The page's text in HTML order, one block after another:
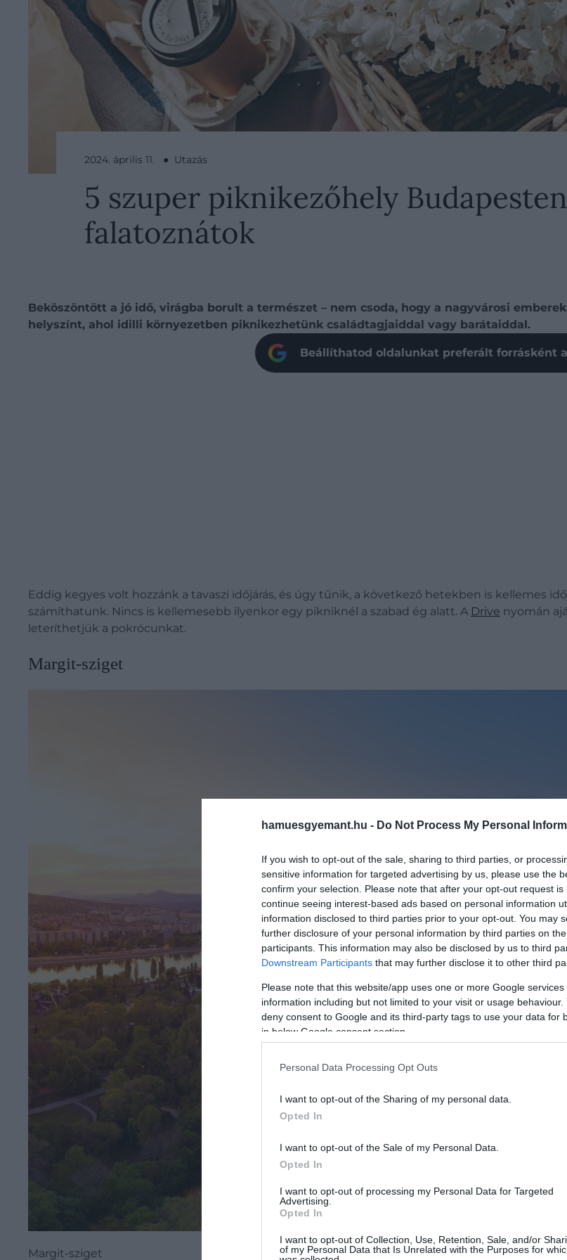
hamuesgyemant.hu - Do Not Process My Personal
If you wish to opt-out of the sale, sharing to third parties, or
sensitive information for targeted advertising by us, please use the
confirm your selection. Please note that after your opt-out request
continue seeing interest-based ads based on personal information
information disclosed to third parties prior to your opt-out. You may
further disclosure of your personal information by third parties on the
participants. This information may also be disclosed by us to third
Downstream Participants that may further disclose it to other third
Please note that this website/app uses one or more Google
information including but not limited to your visit or usage
deny consent to Google and its third-party tags to use your data for
in below Google consent section.
Personal Data Processing Opt Outs
I want to opt-out of the Sharing of my personal data.
Opted In
I want to opt-out of the Sale of my Personal Data.
Opted In
I want to opt-out of processing my Personal Data for Targeted
Advertising.
Opted In
I want to opt-out of Collection, Use, Retention, Sale, and/or
of my Personal Data that Is Unrelated with the Purposes for
2024. április 11. ● Utazás
5 szuper piknikezőhely
falatoznátok
Beköszöntött a jó idő, virágba borult a természet – nem csoda, hogy a nagyvárosi
helyszínt, ahol idilli környezetben piknikezhetünk családtagjaiddal vagy barátaiddal.
Beállíthatod oldalunkat preferált forrásként
Eddig kegyes volt hozzánk a tavaszi időjárás, és úgy tűnik, a következő hetekben is kellemes
számíthatunk. Nincs is kellemesebb ilyenkor egy pikniknél a szabad ég alatt. A Drive nyomán
leteríthetjük a pokrócunkat.
Margit-sziget
Margit-sziget